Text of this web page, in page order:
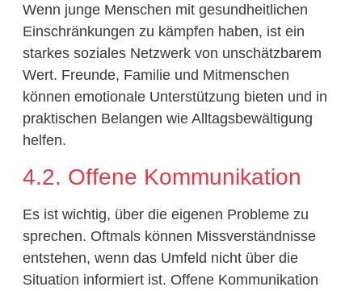
Wenn junge Menschen mit gesundheitlichen
Einschränkungen zu kämpfen haben, ist ein
starkes soziales Netzwerk von unschätzbarem
Wert. Freunde, Familie und Mitmenschen
können emotionale Unterstützung bieten und in
praktischen Belangen wie Alltagsbewältigung
helfen.
4.2. Offene Kommunikation
Es ist wichtig, über die eigenen Probleme zu
sprechen. Oftmals können Missverständnisse
entstehen, wenn das Umfeld nicht über die
Situation informiert ist. Offene Kommunikation